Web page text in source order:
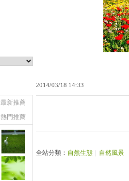
2014/03/18 14:33
全站分類： 自然生態 自然風景
最新推薦
熱門推薦